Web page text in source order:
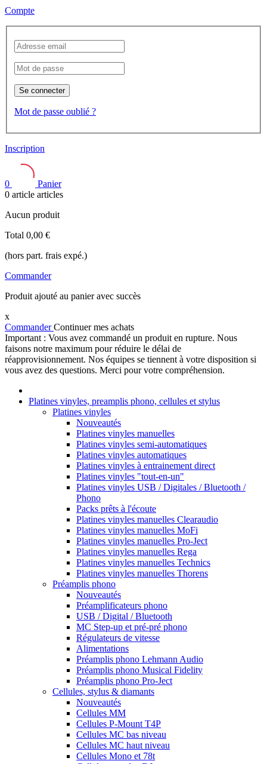
Compte
Se connecter
Mot de passe oublié ?
Inscription
0
Panier
0 article articles
Aucun produit
Total 0,00 €
(hors part. frais expé.)
Commander
Produit ajouté au panier avec succès
x
CommanderContinuer mes achats
Important : Vous avez commandé un produit en rupture. Nous
faisons notre maximum pour réduire le délai de
réapprovisionnement. Nos équipes se tiennent à votre disposition si
vous avez des questions. Merci pour votre compréhension.
Platines vinyles, preamplis phono, cellules et stylus
Platines vinyles
Nouveautés
Platines vinyles manuelles
Platines vinyles semi-automatiques
Platines vinyles automatiques
Platines vinyles à entrainement direct
Platines vinyles "tout-en-un"
Platines vinyles USB / Digitales / Bluetooth /
Phono
Packs prêts à l'écoute
Platines vinyles manuelles Clearaudio
Platines vinyles manuelles MoFi
Platines vinyles manuelles Pro-Ject
Platines vinyles manuelles Rega
Platines vinyles manuelles Technics
Platines vinyles manuelles Thorens
Préamplis phono
Nouveautés
Préamplificateurs phono
USB / Digital / Bluetooth
MC Step-up et pré-pré phono
Régulateurs de vitesse
Alimentations
Préamplis phono Lehmann Audio
Préamplis phono Musical Fidelity
Préamplis phono Pro-Ject
Cellules, stylus & diamants
Nouveautés
Cellules MM
Cellules P-Mount T4P
Cellules MC bas niveau
Cellules MC haut niveau
Cellules Mono et 78t